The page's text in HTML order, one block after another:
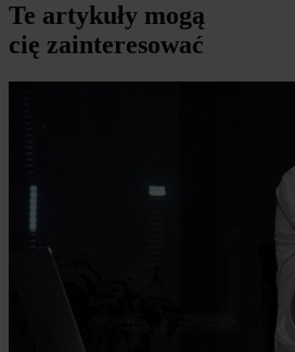
Te artykuły mogą
cię zainteresować